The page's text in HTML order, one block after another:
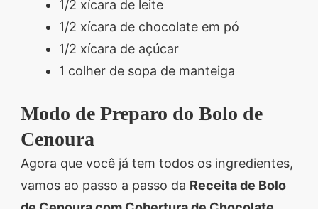
1/2 xícara de leite
1/2 xícara de chocolate em pó
1/2 xícara de açúcar
1 colher de sopa de manteiga
Modo de Preparo do Bolo de
Cenoura
Agora que você já tem todos os ingredientes,
vamos ao passo a passo da Receita de Bolo